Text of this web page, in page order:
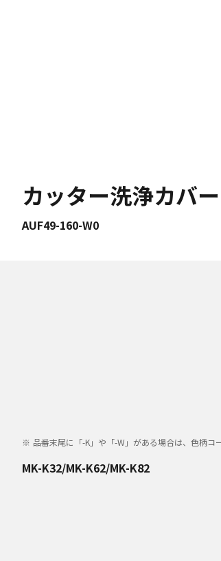
カッター洗浄カバー
AUF49-160-W0
品番末尾に「-K」や「-W」がある場合は、色柄コ
MK-K32/MK-K62/MK-K82